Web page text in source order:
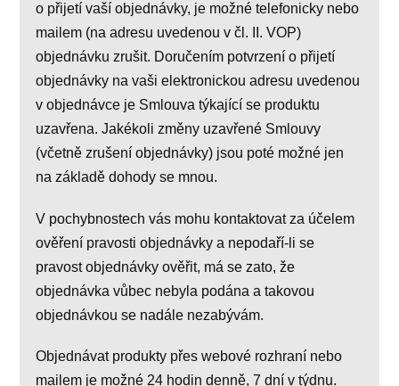
o přijetí vaší objednávky, je možné telefonicky nebo
mailem (na adresu uvedenou v čl. II. VOP)
objednávku zrušit. Doručením potvrzení o přijetí
objednávky na vaši elektronickou adresu uvedenou
v objednávce je Smlouva týkající se produktu
uzavřena. Jakékoli změny uzavřené Smlouvy
(včetně zrušení objednávky) jsou poté možné jen
na základě dohody se mnou.
V pochybnostech vás mohu kontaktovat za účelem
ověření pravosti objednávky a nepodaří-li se
pravost objednávky ověřit, má se zato, že
objednávka vůbec nebyla podána a takovou
objednávkou se nadále nezabývám.
Objednávat produkty přes webové rozhraní nebo
mailem je možné 24 hodin denně, 7 dní v týdnu.